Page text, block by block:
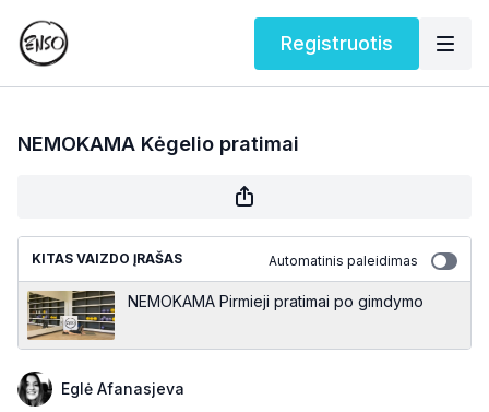
Registruotis
NEMOKAMA Kėgelio pratimai
KITAS VAIZDO ĮRAŠAS Automatinis paleidimas
NEMOKAMA Pirmieji pratimai po gimdymo
Eglė Afanasjeva